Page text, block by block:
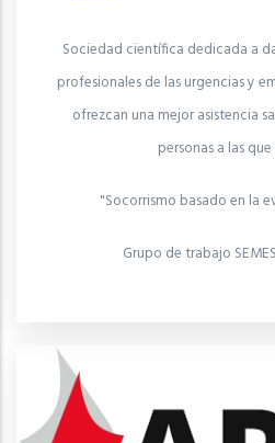
Sociedad científica dedicada a
profesionales de las urgencias y
ofrezcan una mejor asistencia
personas a las
"Socorrismo basado en la
Grupo de trabajo